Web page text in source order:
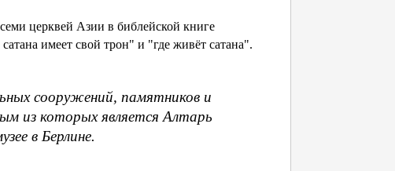
церквей Азии в библейской книге
имеет свой трон" и "где живёт сатана".
сооружений, памятников и
из которых является Алтарь
в Берлине.